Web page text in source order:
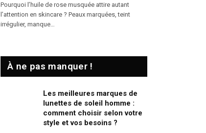
Pourquoi l’huile de rose musquée attire autant
l’attention en skincare ? Peaux marquées, teint
irrégulier, manque…
À ne pas manquer !
Les meilleures marques de
lunettes de soleil homme :
comment choisir selon votre
style et vos besoins ?